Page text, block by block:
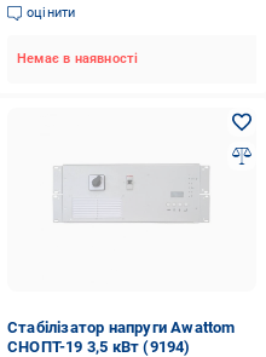
оцінити
Немає в наявності
Стабілізатор напруги Awattom
СНОПТ-19 3,5 кВт (9194)